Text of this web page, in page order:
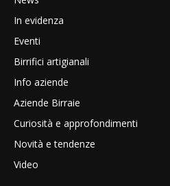
In evidenza
Eventi
Birrifici artigianali
Info aziende
Aziende Birraie
Curiosità e approfondimenti
Novità e tendenze
Video